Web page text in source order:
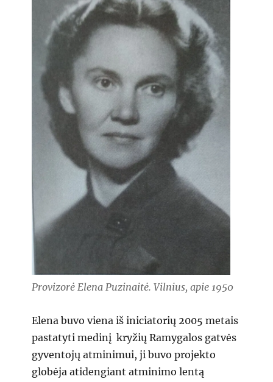
Provizorė Elena Puzinaitė. Vilnius, apie 1950
Elena buvo viena iš iniciatorių 2005 metais
pastatyti medinį kryžių Ramygalos gatvės
gyventojų atminimui, ji buvo projekto
globėja atidengiant atminimo lentą